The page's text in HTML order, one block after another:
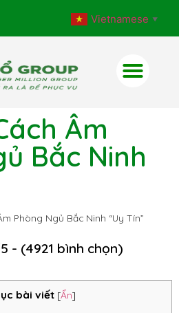
Vietnamese ▼
Âm
Bắc Ninh
Phòng Ngủ Bắc Ninh “Uy Tín”
- (4921 bình chọn)
bài viết [Ẩn]